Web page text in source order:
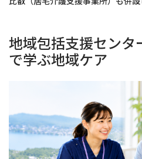
地域包括支援センタ
で学ぶ地域ケア